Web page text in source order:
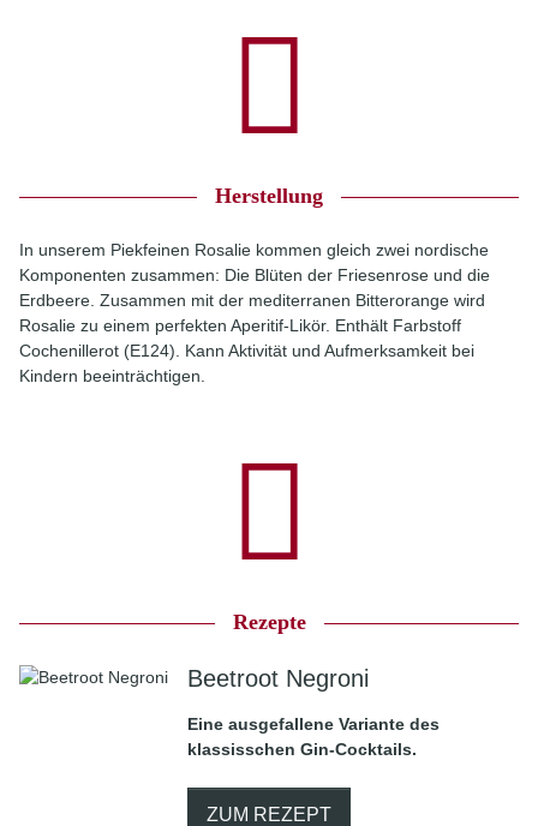
Herstellung
In unserem Piekfeinen Rosalie kommen gleich zwei nordische
Komponenten zusammen: Die Blüten der Friesenrose und die
Erdbeere. Zusammen mit der mediterranen Bitterorange wird
Rosalie zu einem perfekten Aperitif-Likör. Enthält Farbstoff
Cochenillerot (E124). Kann Aktivität und Aufmerksamkeit bei
Kindern beeinträchtigen.
Rezepte
Beetroot Negroni
Eine ausgefallene Variante des
klassisschen Gin-Cocktails.
ZUM REZEPT